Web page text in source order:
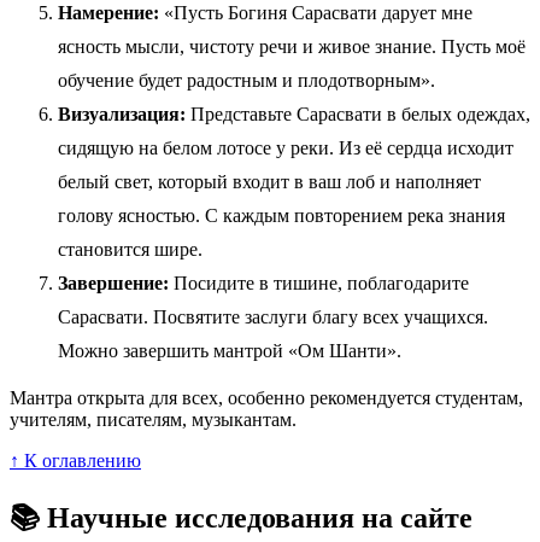
Намерение: «Пусть Богиня Сарасвати дарует мне
ясность мысли, чистоту речи и живое знание. Пусть моё
обучение будет радостным и плодотворным».
Визуализация: Представьте Сарасвати в белых одеждах,
сидящую на белом лотосе у реки. Из её сердца исходит
белый свет, который входит в ваш лоб и наполняет
голову ясностью. С каждым повторением река знания
становится шире.
Завершение: Посидите в тишине, поблагодарите
Сарасвати. Посвятите заслуги благу всех учащихся.
Можно завершить мантрой «Ом Шанти».
Мантра открыта для всех, особенно рекомендуется студентам,
учителям, писателям, музыкантам.
↑ К оглавлению
📚 Научные исследования на сайте